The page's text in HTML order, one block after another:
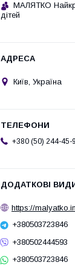
МАЛЯТКО
дітей
Київ, Україна
+380 (50) 244-45-
https://
+380503723846
+380502444593
+380503723846